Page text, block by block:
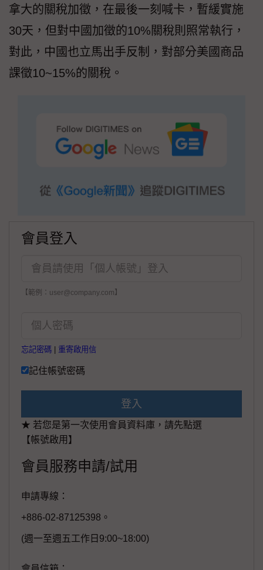
拿大的關稅加徵，在最後一刻喊卡，暫緩實施
30天，但對中國加徵的10%關稅則照常執行，
對此，中國也立馬出手反制，對部分美國商品
課徵10~15%的關稅。
會員登入
【範例：user@company.com】
忘記密碼 重寄啟用信
記住帳號密碼
登入
★ 若您是第一次使用會員資料庫，請先點選
【帳號啟用】
會員服務申請/試用
申請專線：
+886-02-87125398。
(週一至週五工作日9:00~18:00)